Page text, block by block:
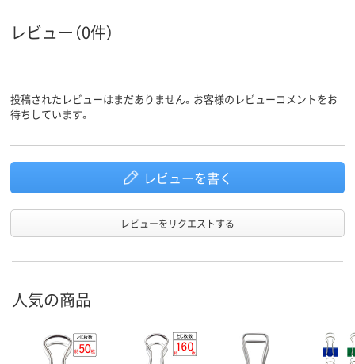
スコア
レビュー（0件）
投稿されたレビューはまだありません。お客様のレビューコメントをお
待ちしています。
レビューを書く
レビューをリクエストする
人気の商品